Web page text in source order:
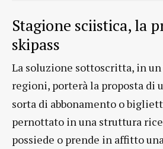
Stagione sciistica, la
skipass
La soluzione sottoscritta, in
regioni, porterà la proposta di
sorta di abbonamento o
pernottato in una struttura
possiede o prende in affitto